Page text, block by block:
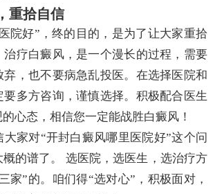
重拾自信
院好”，终的目的，是为了让大家重拾
疗白癜风，是一个漫长的过程，需要
弃，也不要病急乱投医。在选择医院和
多方咨询，谨慎选择。积极配合医生
心态，相信您一定能战胜白癜风！
家对“开封白癜风哪里医院好”这个问
的谱了。 选医院，选医生，选治疗方
家”的。咱们得“选对心”，积极面对，